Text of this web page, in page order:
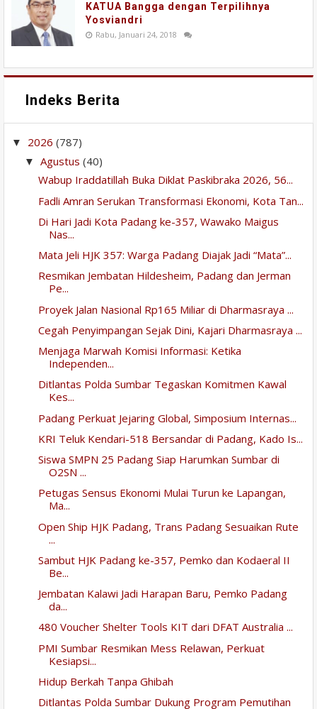
KATUA Bangga dengan Terpilihnya
Yosviandri
Rabu, Januari 24, 2018
Indeks Berita
▼ 2026 (787)
▼ Agustus (40)
Wabup Iraddatillah Buka Diklat Paskibraka 2026, 56...
Fadli Amran Serukan Transformasi Ekonomi, Kota Tan...
Di Hari Jadi Kota Padang ke-357, Wawako Maigus
Nas...
Mata Jeli HJK 357: Warga Padang Diajak Jadi “Mata”...
Resmikan Jembatan Hildesheim, Padang dan Jerman
Pe...
Proyek Jalan Nasional Rp165 Miliar di Dharmasraya ...
Cegah Penyimpangan Sejak Dini, Kajari Dharmasraya ...
Menjaga Marwah Komisi Informasi: Ketika
Independen...
Ditlantas Polda Sumbar Tegaskan Komitmen Kawal
Kes...
Padang Perkuat Jejaring Global, Simposium Internas...
KRI Teluk Kendari-518 Bersandar di Padang, Kado Is...
Siswa SMPN 25 Padang Siap Harumkan Sumbar di
O2SN ...
Petugas Sensus Ekonomi Mulai Turun ke Lapangan,
Ma...
Open Ship HJK Padang, Trans Padang Sesuaikan Rute
...
Sambut HJK Padang ke-357, Pemko dan Kodaeral II
Be...
Jembatan Kalawi Jadi Harapan Baru, Pemko Padang
da...
480 Voucher Shelter Tools KIT dari DFAT Australia ...
PMI Sumbar Resmikan Mess Relawan, Perkuat
Kesiapsi...
Hidup Berkah Tanpa Ghibah
Ditlantas Polda Sumbar Dukung Program Pemutihan